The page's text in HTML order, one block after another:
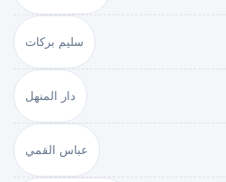
سليم بركات
دار المنهل
عباس القمي